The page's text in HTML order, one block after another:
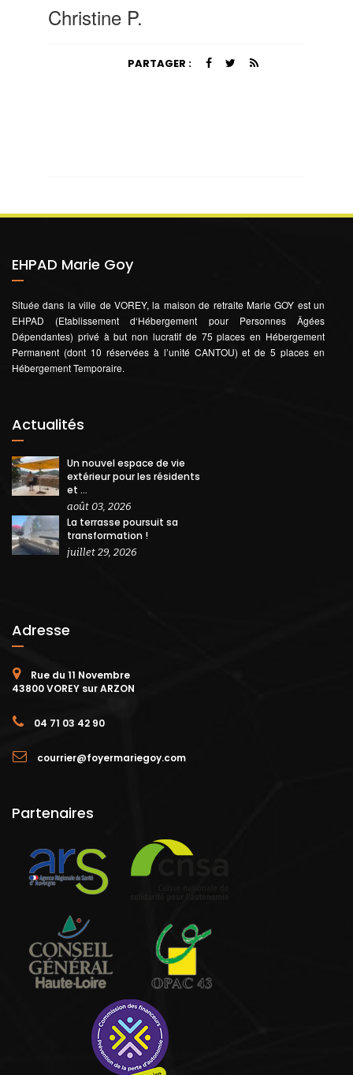
Christine P.
PARTAGER :
EHPAD Marie Goy
Située dans la ville de VOREY, la maison de retraite Marie GOY est un
EHPAD (Etablissement d‘Hébergement pour Personnes Âgées
Dépendantes) privé à but non lucratif de 75 places en Hébergement
Permanent (dont 10 réservées à l’unité CANTOU) et de 5 places en
Hébergement Temporaire.
Actualités
Un nouvel espace de vie
extérieur pour les résidents
et ...
août 03, 2026
La terrasse poursuit sa
transformation !
juillet 29, 2026
Adresse
Rue du 11 Novembre
43800 VOREY sur ARZON
04 71 03 42 90
courrier@foyermariegoy.com
Partenaires